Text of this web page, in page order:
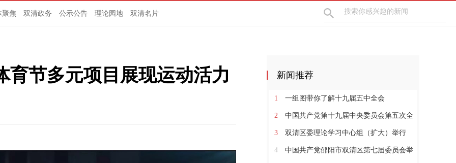
聚焦 双清政务 公示公告 理论园地 双清名片
育节多元项目展现运动活力 新闻推荐
1 一组图带你了解十九届五中全会
2 中国共产党第十九届中央委员会第五次全
体会议公报
3 双清区委理论学习中心组（扩大）举行
2026年第七次集体学习
4 中国共产党邵阳市双清区第七届委员会举